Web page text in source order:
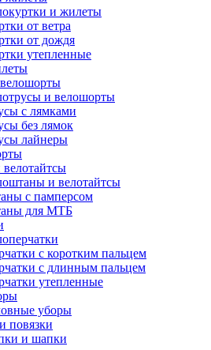
и жилеты
от ветра
от дождя
утепленные
и велошорты
с лямками
без лямок
лайнеры
и велотайтсы
с памперсом
для МТБ
с коротким пальцем
с длинным пальцем
утепленные
уборы
повязки
и шапки